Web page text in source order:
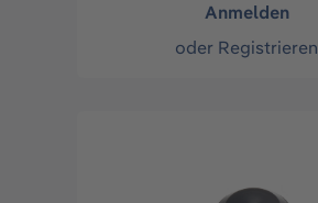
Anmelden
oder Registrieren